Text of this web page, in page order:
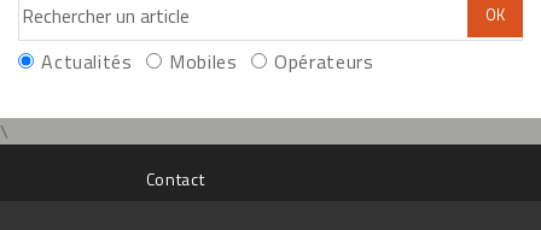
Actualités Mobiles Opérateurs
\
Contact